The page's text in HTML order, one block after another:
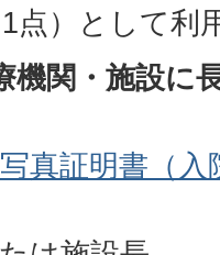
点）として利
機関・施設に
真証明書（